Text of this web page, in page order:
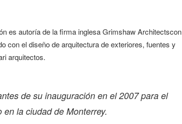
es autoría de la firma inglesa Grimshaw Architectscon
con el diseño de arquitectura de exteriores, fuentes y
arquitectos.
de su inauguración en el 2007 para el
la ciudad de Monterrey.